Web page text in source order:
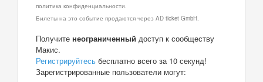
политика конфиденциальности.
Билеты на это событие продаются через AD ticket GmbH.
Получите неограниченный доступ к сообществу
Макис.
Регистрируйтесь бесплатно всего за 10 секунд!
Зарегистрированные пользователи могут: